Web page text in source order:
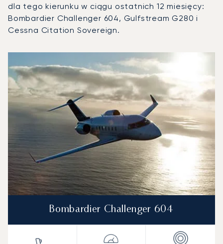
dla tego kierunku w ciągu ostatnich 12 miesięcy:
Bombardier Challenger 604, Gulfstream G280 i
Cessna Citation Sovereign.
Model samolotu
Miejsca
Prędkość (km/h) Prędkość (węzły) Zasięg (km)
Zasięg (NM)
Bombardier Challenger 604